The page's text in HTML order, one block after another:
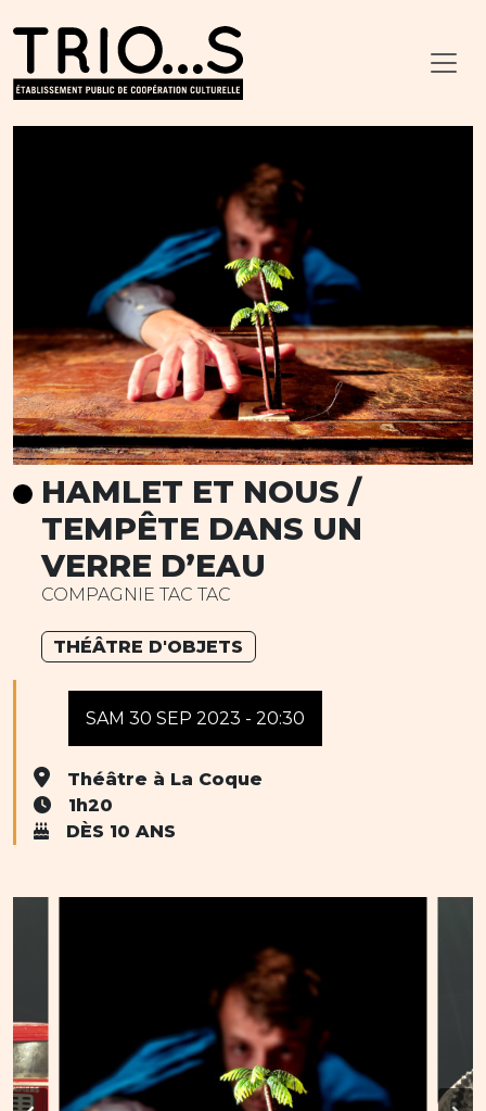
HAMLET ET NOUS /
TEMPÊTE DANS UN
VERRE D’EAU
COMPAGNIE TAC TAC
THÉÂTRE D'OBJETS
SAM 30 SEP 2023 - 20:30
Théâtre à La Coque
1h20
DÈS 10 ANS